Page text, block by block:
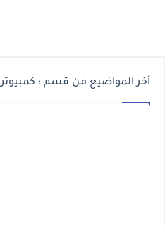
أخر المواضيع من قسم : كمبيوتر